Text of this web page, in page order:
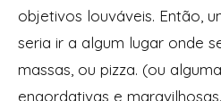
objetivos louváveis. Então,
seria ir a algum lugar onde
massas, ou pizza. (ou
engordativas e